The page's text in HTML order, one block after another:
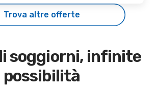
Trova altre offerte
soggiorni, infinite
possibilità